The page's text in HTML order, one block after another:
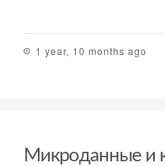
1 year, 10 months ago
Микроданные и